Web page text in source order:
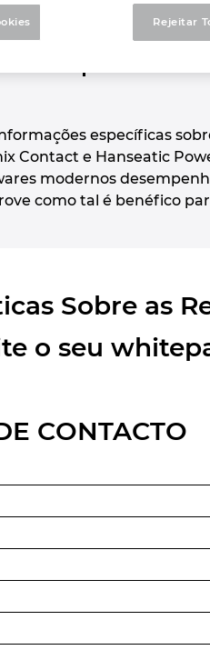
de
Paper!
específicas
Contact e Hanseatic
modernos
como tal é benéfico
Sobre as
o seu
CONTACTO
Rejeitar